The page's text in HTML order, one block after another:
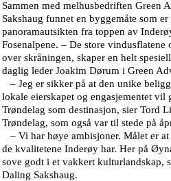
Sammen med melhusbedriften Green
Sakshaug funnet en byggemåte som
panoramautsikten fra toppen av
Fosenalpene. – De store vindusflatene
over skråningen, skaper en helt
daglig leder Joakim Dørum i Green
– Jeg er sikker på at den unike
lokale eierskapet og engasjementet
Trøndelag som destinasjon, sier Tord
Trøndelag, som også var til stede på
– Vi har høye ambisjoner. Målet er
de kvalitetene Inderøy har. Her på
sove godt i et vakkert kulturlandskap,
Daling Sakshaug.